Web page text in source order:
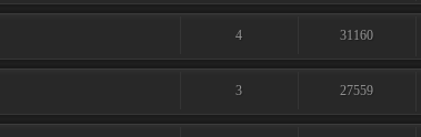
4 31160
3 27559